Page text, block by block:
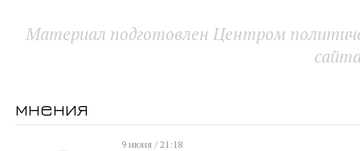
Материал подготовлен Центром
мнения
9 июня / 21:18